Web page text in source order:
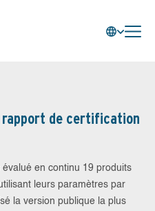
de certification
en continu 19 produits
leurs paramètres par
la version publique la plus